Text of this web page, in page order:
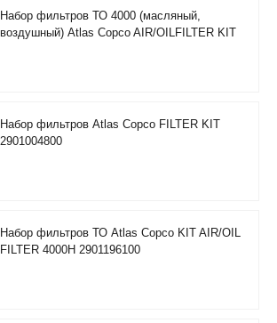
Набор фильтров ТО 4000 (масляный,
воздушный) Atlas Copco AIR/OILFILTER KIT
Набор фильтров Atlas Copco FILTER KIT
2901004800
Набор фильтров ТО Atlas Copco KIT AIR/OIL
FILTER 4000H 2901196100